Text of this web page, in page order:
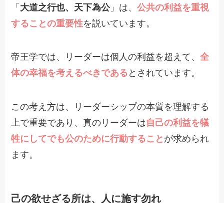
「 大道之行也、天下為公」は、公共の利益を重視
することの重要性を説いています。
帝王学では、リーダーは個人の利益を超えて、全
体の幸福を考えるべきである とされています。
この考え方は、リーダーシップの本質を理解する
上で重要であり、真のリーダーは自己の利益を犠
牲にしてでも公のために行動すること が求められ
ます。
己の欲せざる所は、人に施す勿れ